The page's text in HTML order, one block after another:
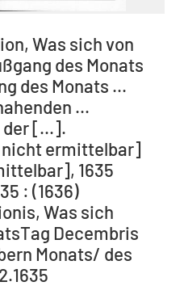
Was sich von
des Monats
des Monats ...
...
[...].
ermittelbar]
1635
: (1636)
Was sich
Decembris
Monats/ des